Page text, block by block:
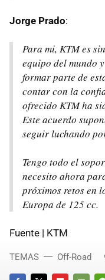
Jorge Prado:
Para mi, KTM es
equipo del mundo
formar parte de
contar con la
ofrecido KTM ha
Este acuerdo
seguir luchando
Tengo todo el
necesito ahora
próximos retos en
Europa de 125 cc.
Fuente | KTM
TEMAS Off-Road